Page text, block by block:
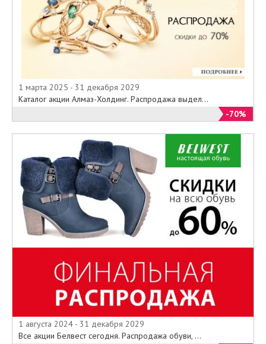
1 марта 2025 - 31 декабря 2029
Каталог акции Алмаз-Холдинг. Распродажа выдел...
-70%
1 августа 2024 - 31 декабря 2029
Все акции Белвест сегодня. Распродажа обуви, ...